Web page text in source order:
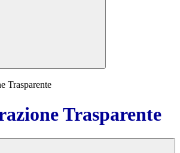
Trasparente
Trasparente